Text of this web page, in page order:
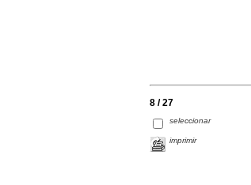
8 / 27
seleccionar
imprimir